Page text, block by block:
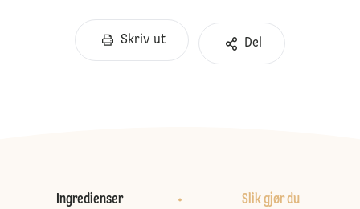
Skriv ut Del
Ingredienser Slik gjør du